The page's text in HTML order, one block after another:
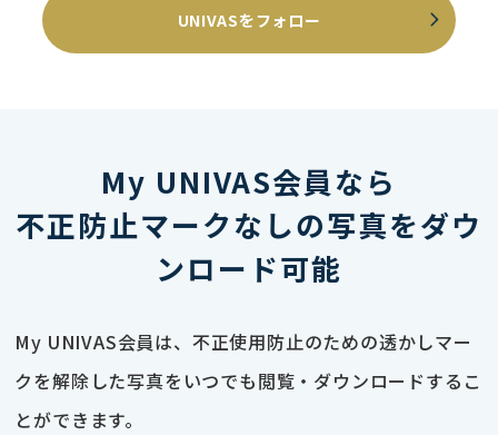
UNIVASをフォロー
My UNIVAS会員なら
不正防止マークなしの写真をダウ
ンロード可能
My UNIVAS会員は、不正使用防止のための透かしマー
クを解除した写真をいつでも閲覧・ダウンロードするこ
とができます。